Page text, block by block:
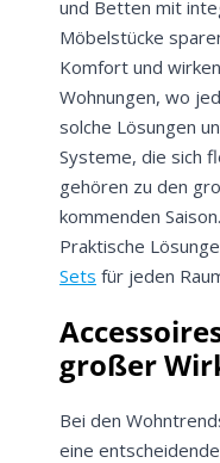
und Betten mit
Möbelstücke
Komfort und
Wohnungen, wo
solche Lösungen
Systeme, die sich
gehören zu den
kommenden Saison.
Praktische
Sets für jeden
großer
Bei den
eine